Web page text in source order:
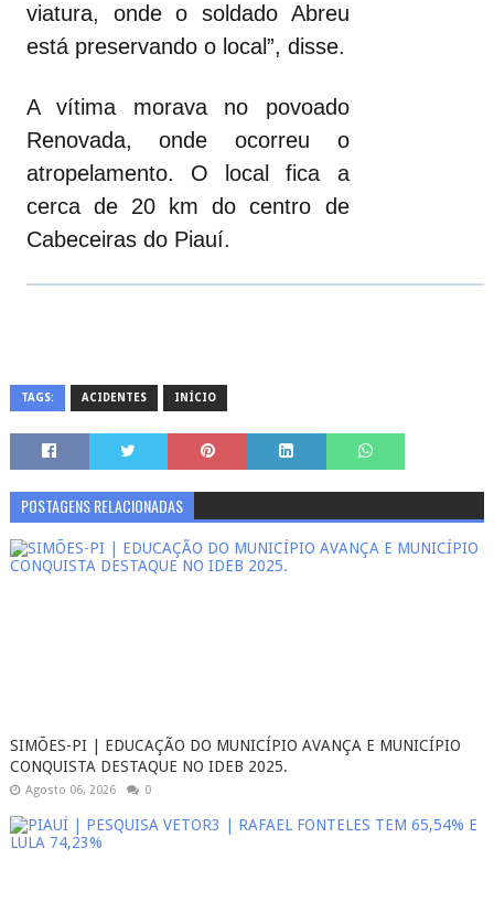
viatura, onde o soldado Abreu
está preservando o local”, disse.
A vítima morava no povoado
Renovada, onde ocorreu o
atropelamento. O local fica a
cerca de 20 km do centro de
Cabeceiras do Piauí.
TAGS: ACIDENTES INÍCIO
POSTAGENS RELACIONADAS
SIMÕES-PI | EDUCAÇÃO DO MUNICÍPIO AVANÇA E MUNICÍPIO
CONQUISTA DESTAQUE NO IDEB 2025.
Agosto 06, 2026 0